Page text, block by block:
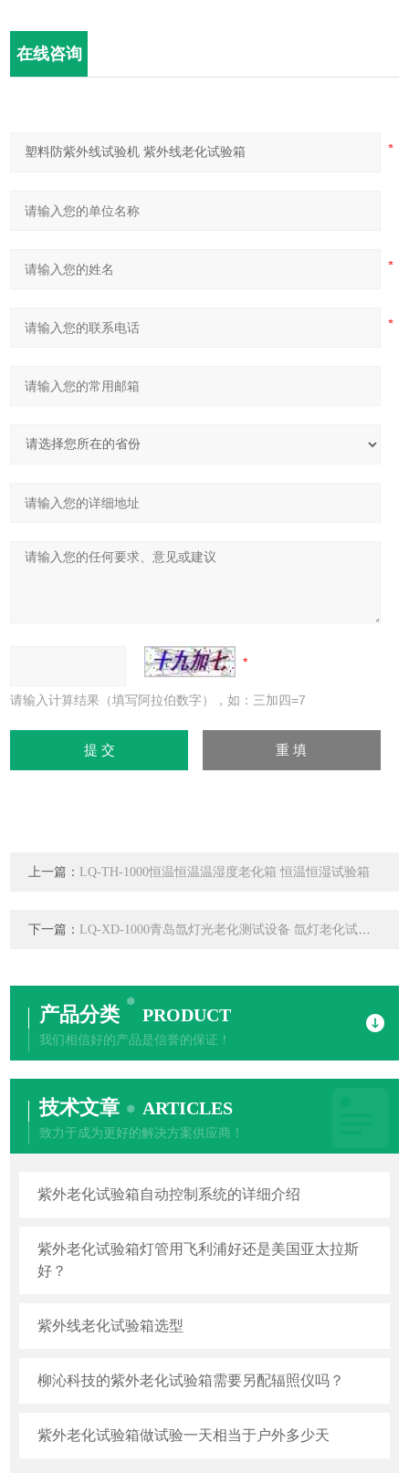
在线咨询
请输入计算结果（填写阿拉伯数字），如：三加四=7
上一篇： LQ-TH-1000恒温恒温温湿度老化箱 恒温恒湿试验箱
下一篇： LQ-XD-1000青岛氙灯光老化测试设备 氙灯老化试验箱
产品分类 PRODUCT
我们相信好的产品是信誉的保证！
技术文章 ARTICLES
致力于成为更好的解决方案供应商！
紫外老化试验箱自动控制系统的详细介绍
紫外老化试验箱灯管用飞利浦好还是美国亚太拉斯
好？
紫外线老化试验箱选型
柳沁科技的紫外老化试验箱需要另配辐照仪吗？
紫外老化试验箱做试验一天相当于户外多少天